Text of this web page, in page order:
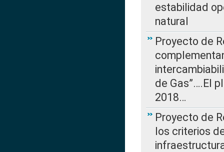
estabilidad
natural
Proyecto de
de Gas”….El
2018…
Proyecto de
los criterios